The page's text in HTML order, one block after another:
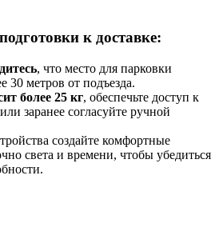
к доставке:
, что место для парковки
30 метров от подъезда.
более 25 кг, обеспечьте доступ к
заранее согласуйте ручной
создайте комфортные
света и времени, чтобы убедиться